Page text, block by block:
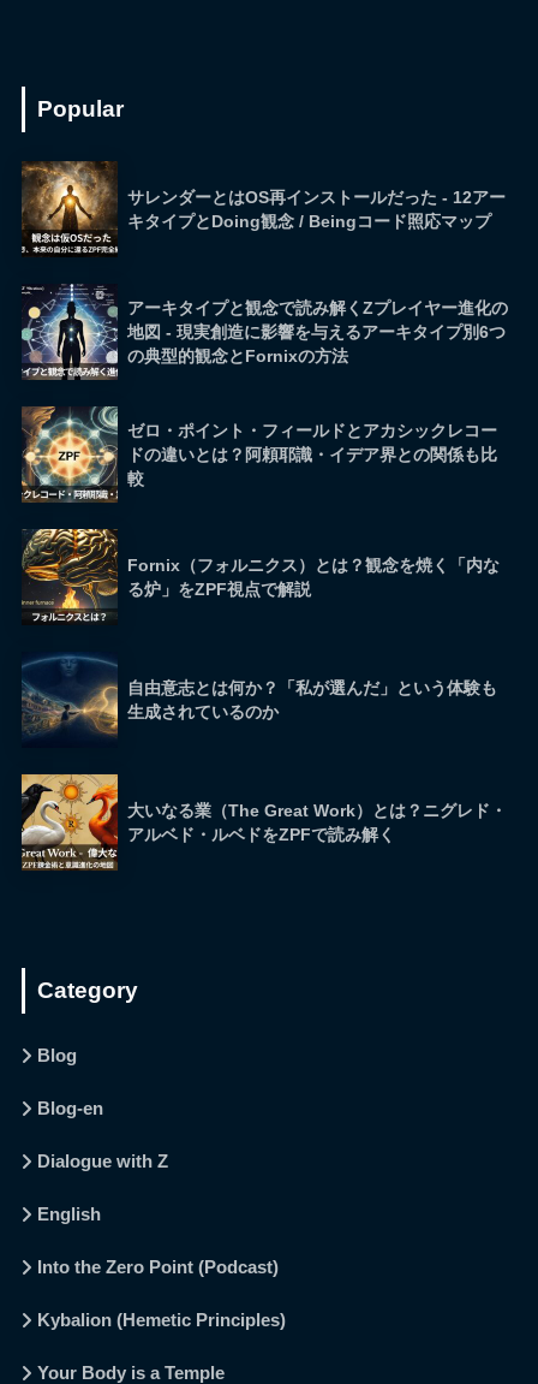
Popular
サレンダーとはOS再インストールだった - 12アー
キタイプとDoing観念 / Beingコード照応マップ
アーキタイプと観念で読み解くZプレイヤー進化の
地図 - 現実創造に影響を与えるアーキタイプ別6つ
の典型的観念とFornixの方法
ゼロ・ポイント・フィールドとアカシックレコー
ドの違いとは？阿頼耶識・イデア界との関係も比
較
Fornix（フォルニクス）とは？観念を焼く「内な
る炉」をZPF視点で解説
自由意志とは何か？「私が選んだ」という体験も
生成されているのか
大いなる業（The Great Work）とは？ニグレド・
アルベド・ルベドをZPFで読み解く
Category
Blog
Blog-en
Dialogue with Z
English
Into the Zero Point (Podcast)
Kybalion (Hemetic Principles)
Your Body is a Temple